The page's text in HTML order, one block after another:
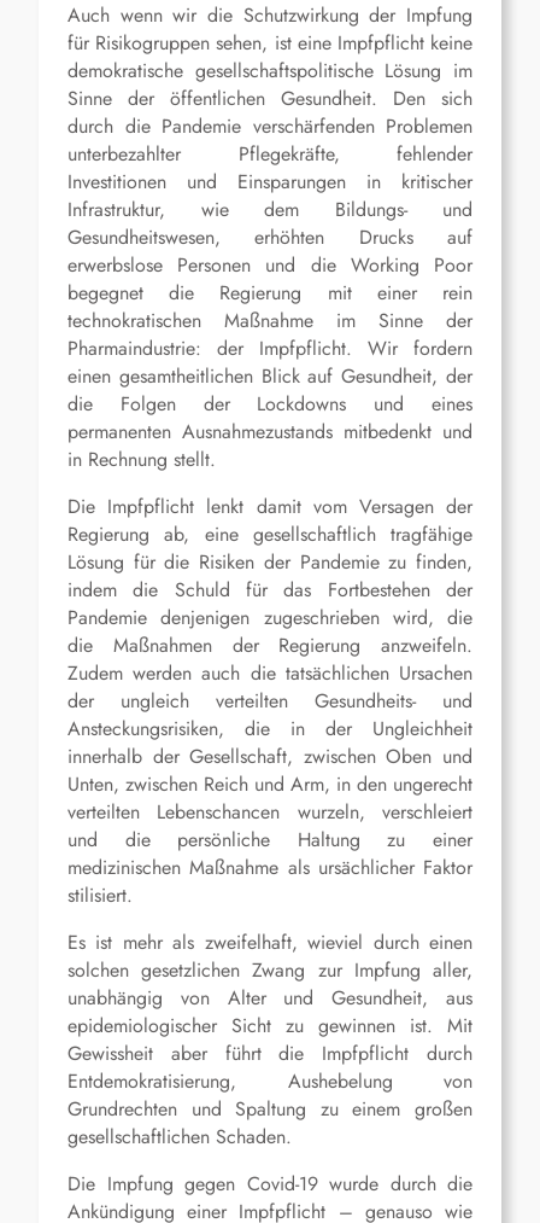
Auch wenn wir die Schutzwirkung der Impfung
für Risikogruppen sehen, ist eine Impfpflicht keine
demokratische gesellschaftspolitische Lösung im
Sinne der öffentlichen Gesundheit. Den sich
durch die Pandemie verschärfenden Problemen
unterbezahlter Pflegekräfte, fehlender
Investitionen und Einsparungen in kritischer
Infrastruktur, wie dem Bildungs- und
Gesundheitswesen, erhöhten Drucks auf
erwerbslose Personen und die Working Poor
begegnet die Regierung mit einer rein
technokratischen Maßnahme im Sinne der
Pharmaindustrie: der Impfpflicht. Wir fordern
einen gesamtheitlichen Blick auf Gesundheit, der
die Folgen der Lockdowns und eines
permanenten Ausnahmezustands mitbedenkt und
in Rechnung stellt.
Die Impfpflicht lenkt damit vom Versagen der
Regierung ab, eine gesellschaftlich tragfähige
Lösung für die Risiken der Pandemie zu finden,
indem die Schuld für das Fortbestehen der
Pandemie denjenigen zugeschrieben wird, die
die Maßnahmen der Regierung anzweifeln.
Zudem werden auch die tatsächlichen Ursachen
der ungleich verteilten Gesundheits- und
Ansteckungsrisiken, die in der Ungleichheit
innerhalb der Gesellschaft, zwischen Oben und
Unten, zwischen Reich und Arm, in den ungerecht
verteilten Lebenschancen wurzeln, verschleiert
und die persönliche Haltung zu einer
medizinischen Maßnahme als ursächlicher Faktor
stilisiert.
Es ist mehr als zweifelhaft, wieviel durch einen
solchen gesetzlichen Zwang zur Impfung aller,
unabhängig von Alter und Gesundheit, aus
epidemiologischer Sicht zu gewinnen ist. Mit
Gewissheit aber führt die Impfpflicht durch
Entdemokratisierung, Aushebelung von
Grundrechten und Spaltung zu einem großen
gesellschaftlichen Schaden.
Die Impfung gegen Covid-19 wurde durch die
Ankündigung einer Impfpflicht – genauso wie